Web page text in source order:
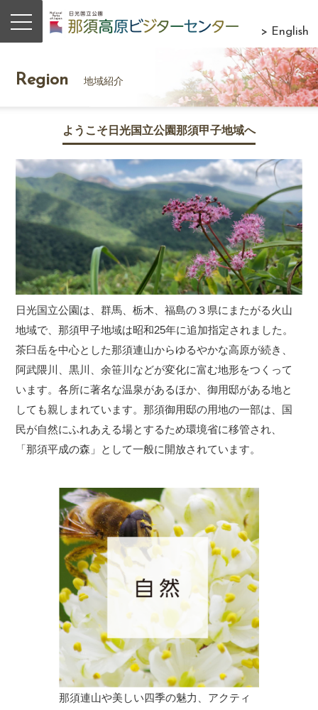
> English
Region 地域紹介
ようこそ日光国立公園那須甲子地域へ
日光国立公園は、群馬、栃木、福島の３県にまたがる火山
地域で、那須甲子地域は昭和25年に追加指定されました。
茶臼岳を中心とした那須連山からゆるやかな高原が続き、
阿武隈川、黒川、余笹川などが変化に富む地形をつくって
います。各所に著名な温泉があるほか、御用邸がある地と
しても親しまれています。那須御用邸の用地の一部は、国
民が自然にふれあえる場とするため環境省に移管され、
「那須平成の森」として一般に開放されています。
那須連山や美しい四季の魅力、アクティ